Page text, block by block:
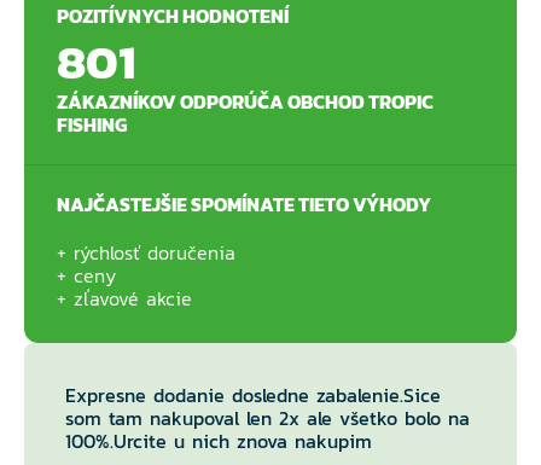
POZITÍVNYCH HODNOTENÍ
801
ZÁKAZNÍKOV ODPORÚČA OBCHOD TROPIC
FISHING
NAJČASTEJŠIE SPOMÍNATE TIETO VÝHODY
rýchlosť doručenia
ceny
zľavové akcie
Expresne dodanie dosledne zabalenie.Sice
som tam nakupoval len 2x ale všetko bolo na
100%.Urcite u nich znova nakupim